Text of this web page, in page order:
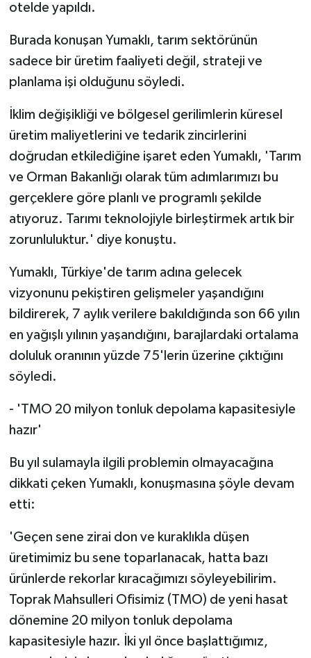
otelde yapıldı.
Burada konuşan Yumaklı, tarım sektörünün
sadece bir üretim faaliyeti değil, strateji ve
planlama işi olduğunu söyledi.
İklim değişikliği ve bölgesel gerilimlerin küresel
üretim maliyetlerini ve tedarik zincirlerini
doğrudan etkilediğine işaret eden Yumaklı, 'Tarım
ve Orman Bakanlığı olarak tüm adımlarımızı bu
gerçeklere göre planlı ve programlı şekilde
atıyoruz. Tarımı teknolojiyle birleştirmek artık bir
zorunluluktur.' diye konuştu.
Yumaklı, Türkiye'de tarım adına gelecek
vizyonunu pekiştiren gelişmeler yaşandığını
bildirerek, 7 aylık verilere bakıldığında son 66 yılın
en yağışlı yılının yaşandığını, barajlardaki ortalama
doluluk oranının yüzde 75'lerin üzerine çıktığını
söyledi.
- 'TMO 20 milyon tonluk depolama kapasitesiyle
hazır'
Bu yıl sulamayla ilgili problemin olmayacağına
dikkati çeken Yumaklı, konuşmasına şöyle devam
etti:
'Geçen sene zirai don ve kuraklıkla düşen
üretimimiz bu sene toparlanacak, hatta bazı
ürünlerde rekorlar kıracağımızı söyleyebilirim.
Toprak Mahsulleri Ofisimiz (TMO) de yeni hasat
dönemine 20 milyon tonluk depolama
kapasitesiyle hazır. İki yıl önce başlattığımız,